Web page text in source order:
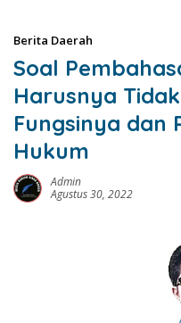
Berita Daerah
Soal
Harusnya
Fungsinya dan
Hukum
Admin
Agustus 30, 2022